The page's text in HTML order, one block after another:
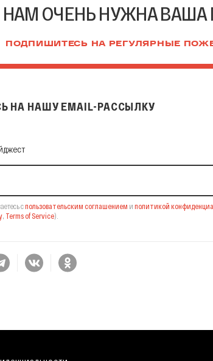
НАМ ОЧЕНЬ НУЖНА
ПОДПИШИТЕСЬ НА РЕГУЛЯРНЫЕ
НА НАШУ EMAIL-РАССЫЛКУ
Email-рассылку
спользовательским соглашением и политикой
, Terms of Service).